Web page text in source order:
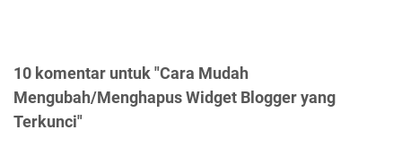
10 komentar untuk "Cara Mudah
Mengubah/Menghapus Widget Blogger yang
Terkunci"